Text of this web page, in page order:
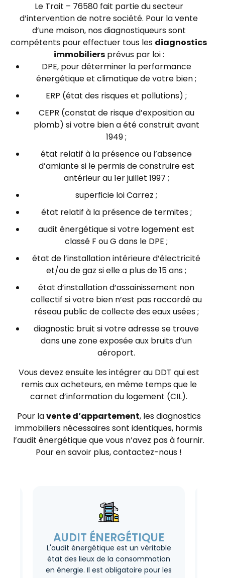
Le Trait – 76580 fait partie du secteur
d’intervention de notre société. Pour la vente
d’une maison, nos diagnostiqueurs sont
compétents pour effectuer tous les diagnostics
immobiliersprévus par loi :
DPE, pour déterminer la performance
énergétique et climatique de votre bien ;
ERP (état des risques et pollutions) ;
CEPR (constat de risque d’exposition au
plomb) si votre bien a été construit avant
1949 ;
état relatif à la présence ou l’absence
d’amiante si le permis de construire est
antérieur au 1er juillet 1997 ;
superficie loi Carrez ;
état relatif à la présence de termites ;
audit énergétique si votre logement est
classé F ou G dans le DPE ;
état de l’installation intérieure d’électricité
et/ou de gaz si elle a plus de 15 ans ;
état d’installation d’assainissement non
collectif si votre bien n’est pas raccordé au
réseau public de collecte des eaux usées ;
diagnostic bruit si votre adresse se trouve
dans une zone exposée aux bruits d’un
aéroport.
Vous devez ensuite les intégrer au DDT qui est
remis aux acheteurs, en même temps que le
carnet d’information du logement (CIL).
Pour lavente d’appartement, les diagnostics
immobiliers nécessaires sont identiques, hormis
l’audit énergétique que vous n’avez pas à fournir.
Pour en savoir plus, contactez-nous !
AUDIT ÉNERGÉTIQUE
L'audit énergétique est un véritable
état des lieux de la consommation
en énergie. Il est obligatoire pour les